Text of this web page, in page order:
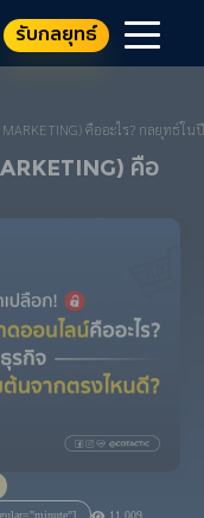
รับกลยุทธ์
คืออะไร? กลยุทธ์ใน
คือ
11,009